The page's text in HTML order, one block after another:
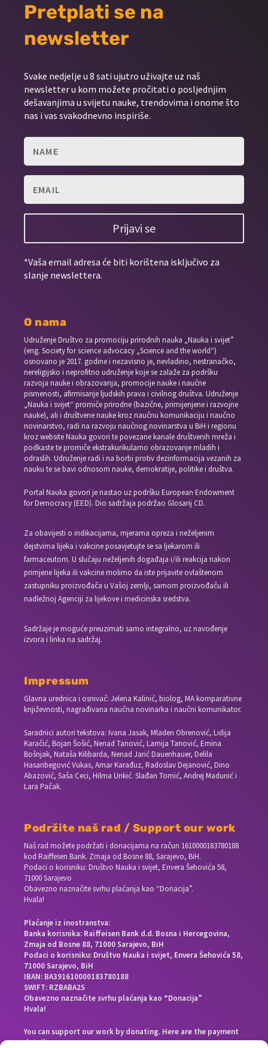
Pretplati se na
newsletter
Svake nedjelje u 8 sati ujutro uživajte uz naš
newsletter u kom možete pročitati o posljednjim
dešavanjima u svijetu nauke, trendovima i onome što
nas i vas svakodnevno inspiriše.
Prijavi se
*Vaša email adresa će biti korištena isključivo za
slanje newslettera.
O nama
Udruženje Društvo za promociju prirodnih nauka „Nauka i svijet”
(eng. Society for science advocacy „Science and the world“)
osnovano je 2017. godine i nezavisno je, nevladino, nestranačko,
nereligijsko i neprofitno udruženje koje se zalaže za podršku
razvoja nauke i obrazovanja, promocije nauke i naučne
pismenosti, afirmisanje ljudskih prava i civilnog društva. Udruženje
„Nauka i svijet“ promiče prirodne (bazične, primijenjene i razvojne
nauke), ali i društvene nauke kroz naučnu komunikaciju i naučno
novinarstvo, radi na razvoju naučnog novinarstva u BiH i regionu
kroz website Nauka govori te povezane kanale društvenih mreža i
podkaste te promiče ekstrakurikularno obrazovanje mladih i
odraslih. Udruženje radi i na borbi protiv dezinformacija vezanih za
nauku te se bavi odnosom nauke, demokratije, politike i društva.
Portal Nauka govori je nastao uz podršku European Endowment
for Democracy (EED). Dio sadržaja podržao Glosarij CD.
Za obavijesti o indikacijama, mjerama opreza i neželjenim
dejstvima lijeka i vakcine posavjetujte se sa ljekarom ili
farmaceutom. U slučaju neželjenih događaja i/ili reakcija nakon
primjene lijeka ili vakcine molimo da iste prijavite ovlaštenom
zastupniku proizvođača u Vašoj zemlji, samom proizvođaču ili
nadležnoj Agenciji za lijekove i medicinska sredstva.
Sadržaje je moguće preuzimati samo integralno, uz navođenje
izvora i linka na sadržaj.
Impressum
Glavna urednica i osnivač: Jelena Kalinić, biolog, MA komparativne
književnosti, nagrađivana naučna novinarka i naučni komunikator.
Saradnici autori tekstova: Ivana Jasak, Mladen Obrenović, Lidija
Karačić, Bojan Šošić, Nenad Tanović, Lamija Tanović, Emina
Bošnjak, Nataša Kilibarda, Nenad Jarić Dauenhauer, Delila
Hasanbegović Vukas, Amar Karađuz, Radoslav Dejanović, Dino
Abazović, Saša Ceci, Hilma Unkić. Slađan Tomić, Andrej Madunić i
Lara Pačak.
Podržite naš rad / Support our work
Naš rad možete podržati i donacijama na račun 1610000183780188
kod Raiffesen Bank. Zmaja od Bosne 88, Sarajevo, BiH.
Podaci o korisniku: Društvo Nauka i svijet, Envera Šehovića 58,
71000 Sarajevo
Obavezno naznačite svrhu plaćanja kao “Donacija”.
Hvala!
Plaćanje iz inostranstva:
Banka korisnika: Raiffeisen Bank d.d. Bosna i Hercegovina,
Zmaja od Bosne 88, 71000 Sarajevo, BiH
Podaci o korisniku: Društvo Nauka i svijet, Envera Šehovića 58,
71000 Sarajevo, BiH
IBAN: BA391610000183780188
SWIFT: RZBABA2S
Obavezno naznačite svrhu plaćanja kao “Donacija”
Hvala!
You can support our work by donating. Here are the payment
details: